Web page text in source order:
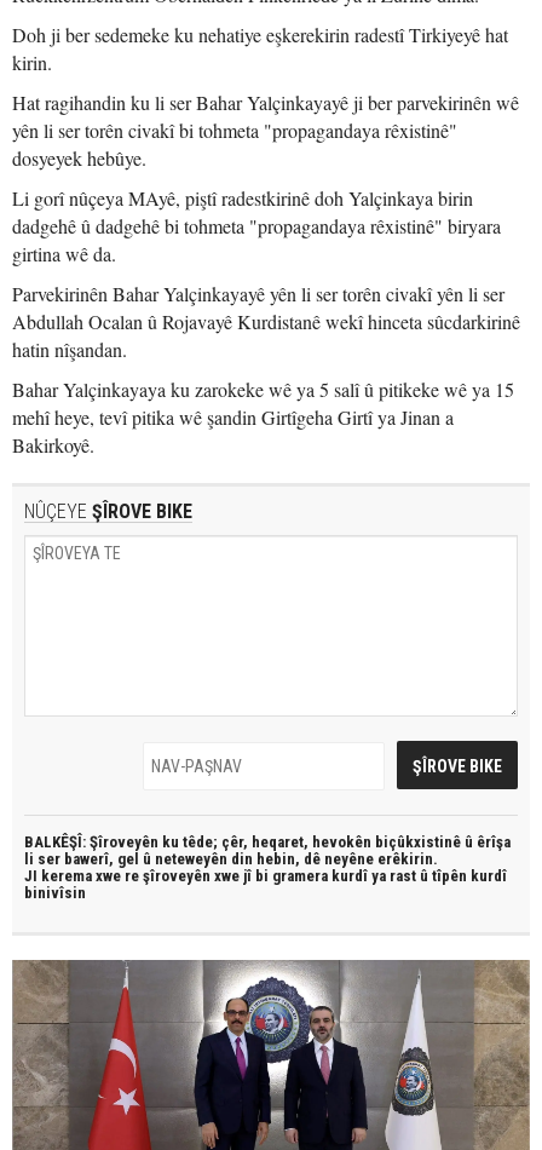
Doh ji ber sedemeke ku nehatiye eşkerekirin radestî Tirkiyeyê hat
kirin.
Hat ragihandin ku li ser Bahar Yalçinkayayê ji ber parvekirinên wê
yên li ser torên civakî bi tohmeta "propagandaya rêxistinê"
dosyeyek hebûye.
Li gorî nûçeya MAyê, piştî radestkirinê doh Yalçinkaya birin
dadgehê û dadgehê bi tohmeta "propagandaya rêxistinê" biryara
girtina wê da.
Parvekirinên Bahar Yalçinkayayê yên li ser torên civakî yên li ser
Abdullah Ocalan û Rojavayê Kurdistanê wekî hinceta sûcdarkirinê
hatin nîşandan.
Bahar Yalçinkayaya ku zarokeke wê ya 5 salî û pitikeke wê ya 15
mehî heye, tevî pitika wê şandin Girtîgeha Girtî ya Jinan a
Bakirkoyê.
NÛÇEYE ŞÎROVE BIKE
BALKÊŞÎ: Şîroveyên ku têde; çêr, heqaret, hevokên biçûkxistinê û êrîşa
li ser bawerî, gel û neteweyên din hebin, dê neyêne erêkirin.
JI kerema xwe re şîroveyên xwe jî bi gramera kurdî ya rast û tîpên kurdî
binivîsin